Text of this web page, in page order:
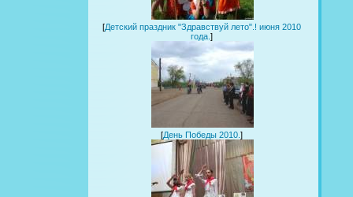
[Детский праздник "Здравствуй лето".! июня 2010
года.]
[День Победы 2010.]